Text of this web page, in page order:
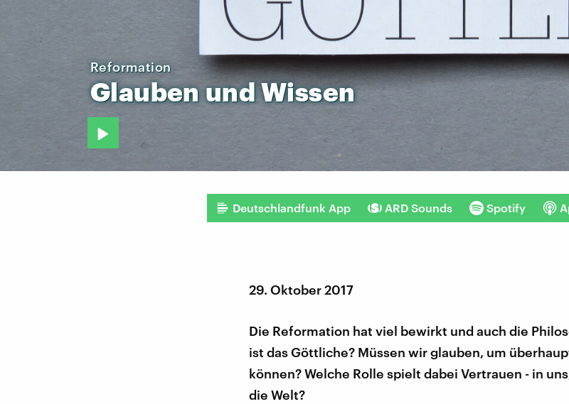
Reformation
GlaubenundWissen
Deutschlandfunk App ARD Sounds Spotify
29. Oktober 2017
Die Reformation hat viel bewirkt und auch die
ist das Göttliche? Müssen wir glauben, um
können? Welche Rolle spielt dabei Vertrauen - in
die Welt?